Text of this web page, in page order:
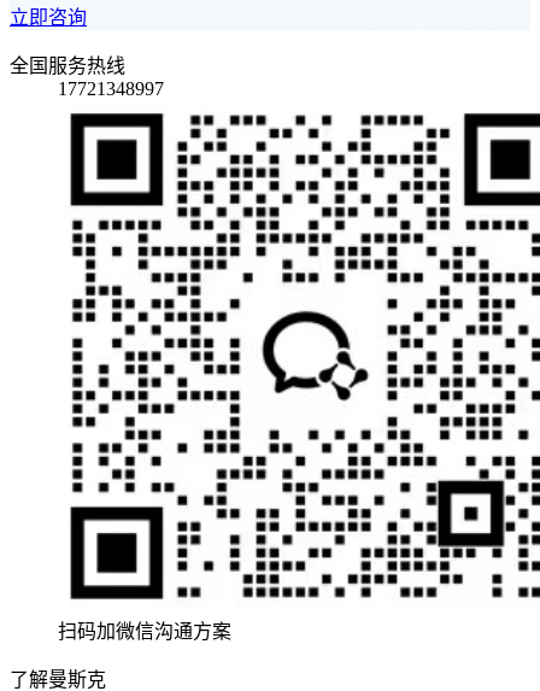
立即咨询
全国服务热线
17721348997
扫码加微信沟通方案
了解曼斯克